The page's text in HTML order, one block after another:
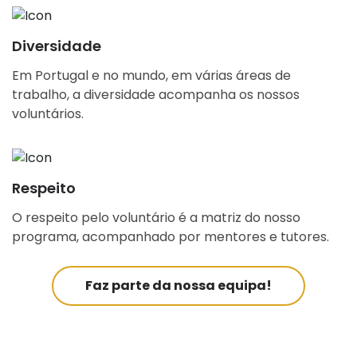
Diversidade
Em Portugal e no mundo, em várias áreas de
trabalho, a diversidade acompanha os nossos
voluntários.
Respeito
O respeito pelo voluntário é a matriz do nosso
programa, acompanhado por mentores e tutores.
Faz parte da nossa equipa!